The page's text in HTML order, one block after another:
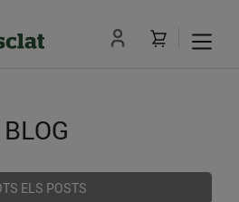
BLOG
ELS POSTS